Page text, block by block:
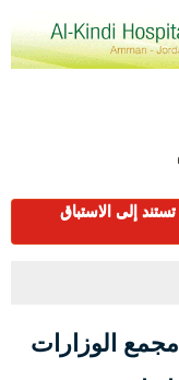
إلى الاستباق
الوزارات